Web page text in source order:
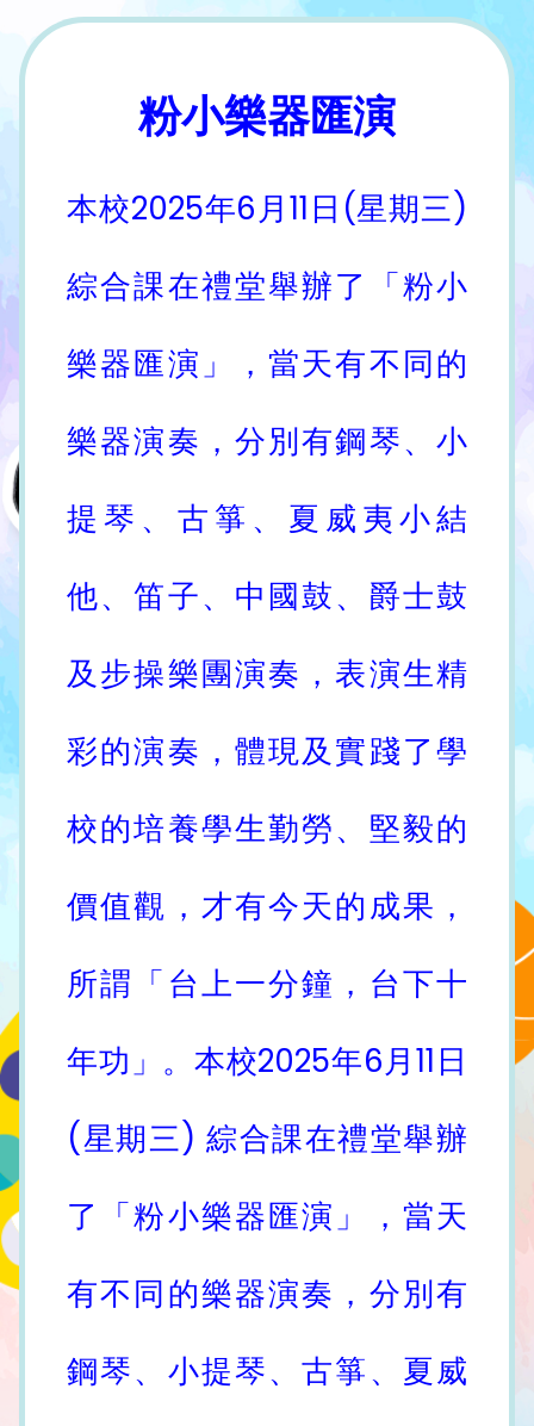
粉小樂器匯演
本校2025年6月11日(星期三)
綜合課在禮堂舉辦了「粉小
樂器匯演」，當天有不同的
樂器演奏，分別有鋼琴、小
提琴、古箏、夏威夷小結
他、笛子、中國鼓、爵士鼓
及步操樂團演奏，表演生精
彩的演奏，體現及實踐了學
校的培養學生勤勞、堅毅的
價值觀，才有今天的成果，
所謂「台上一分鐘，台下十
年功」。本校2025年6月11日
(星期三) 綜合課在禮堂舉辦
了「粉小樂器匯演」，當天
有不同的樂器演奏，分別有
鋼琴、小提琴、古箏、夏威